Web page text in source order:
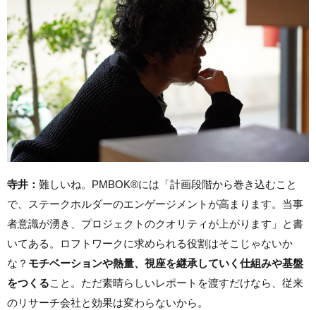
寺井： 難しいね。PMBOK®︎には「計画段階から巻き込むこと
で、ステークホルダーのエンゲージメントが高まります。当事
者意識が湧き、プロジェクトのクオリティが上がります」と書
いてある。ロフトワークに求められる役割はそこじゃないか
な？ モチベーションや熱量、視座を継承していく仕組みや基盤
をつくること。ただ素晴らしいレポートを渡すだけなら、従来
のリサーチ会社と効果は変わらないから。